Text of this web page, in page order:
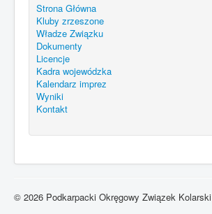
Strona Główna
Kluby zrzeszone
Władze Związku
Dokumenty
Licencje
Kadra wojewódzka
Kalendarz imprez
Wyniki
Kontakt
© 2026 Podkarpacki Okręgowy Związek Kolarski